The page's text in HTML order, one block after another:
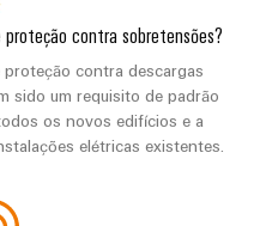
contra sobretensões?
contra descargas
sido um requisito de padrão
os novos edifícios e a
elétricas existentes.